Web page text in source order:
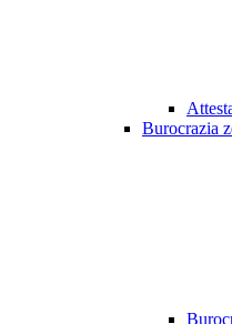
Burocrazia